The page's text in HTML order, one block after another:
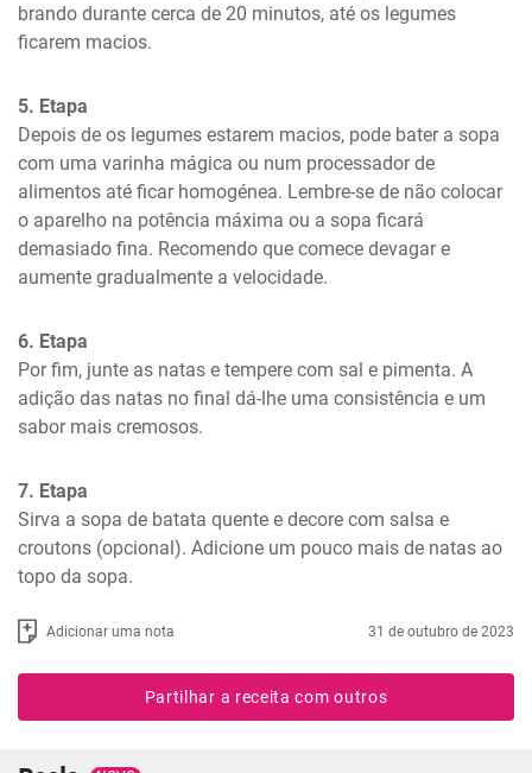
brando durante cerca de 20 minutos, até os legumes
ficarem macios.
5. Etapa
Depois de os legumes estarem macios, pode bater a sopa
com uma varinha mágica ou num processador de
alimentos até ficar homogénea. Lembre-se de não colocar
o aparelho na potência máxima ou a sopa ficará
demasiado fina. Recomendo que comece devagar e
aumente gradualmente a velocidade.
6. Etapa
Por fim, junte as natas e tempere com sal e pimenta. A
adição das natas no final dá-lhe uma consistência e um
sabor mais cremosos.
7. Etapa
Sirva a sopa de batata quente e decore com salsa e
croutons (opcional). Adicione um pouco mais de natas ao
topo da sopa.
Adicionar uma nota 31 de outubro de 2023
Partilhar a receita com outros